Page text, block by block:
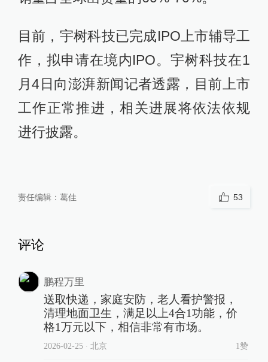
目前，宇树科技已完成IPO上市辅导工
作，拟申请在境内IPO。宇树科技在1
月4日向澎湃新闻记者透露，目前上市
工作正常推进，相关进展将依法依规
进行披露。
责任编辑： 葛佳 53
评论
鹏程万里
送取快递，家庭安防，老人看护警报，
清理地面卫生，满足以上4合1功能，价
格1万元以下，相信非常有市场。
2026-02-25∙ 北京 1赞